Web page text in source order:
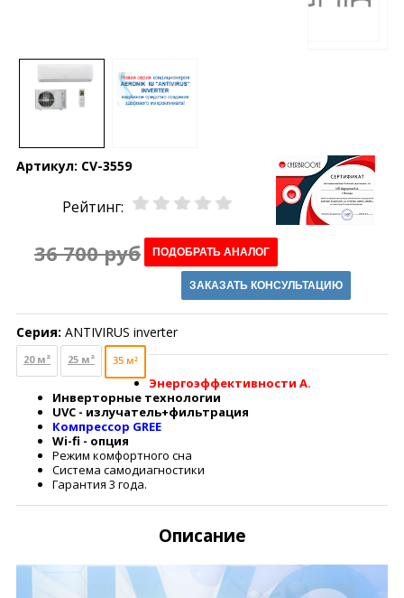
Артикул: CV-3559
Рейтинг:
36 700 руб ПОДОБРАТЬ АНАЛОГ
ЗАКАЗАТЬ КОНСУЛЬТАЦИЮ
Серия: ANTIVIRUS inverter
20 м² 25 м² 35 м²
Энергоэффективности А.
Инверторные технологии
UVС - излучатель+фильтрация
Компрессор GREE
Wi-fi - опция
Режим комфортного сна
Система самодиагностики
Гарантия 3 года.
Описание